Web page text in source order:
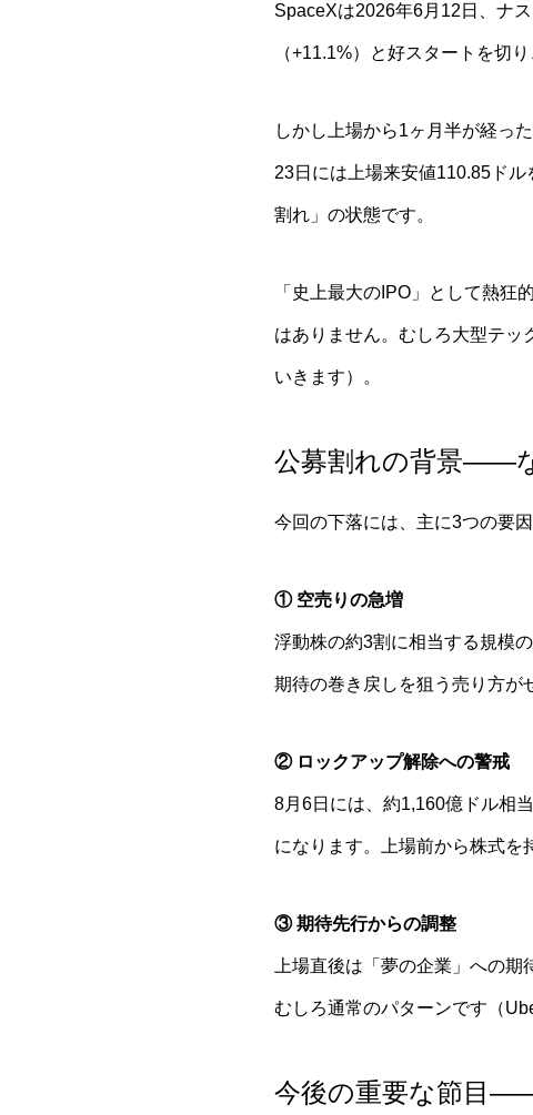
SpaceXは2026年6月12日、ナ
（+11.1%）と好スタートを切
しかし上場から1ヶ月半が経っ
23日には上場来安値110.85ド
割れ」の状態です。
「史上最大のIPO」として熱
はありません。むしろ大型テッ
いきます）。
公募割れの背景——
今回の下落には、主に3つの要
① 空売りの急増
浮動株の約3割に相当する規模
期待の巻き戻しを狙う売り方が
② ロックアップ解除への警戒
8月6日には、約1,160億ドル相
になります。上場前から株式を
③ 期待先行からの調整
上場直後は「夢の企業」への
むしろ通常のパターンです（
今後の重要な節目